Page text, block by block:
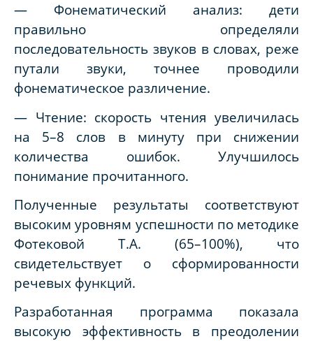
— Фонематический анализ: дети
правильно определяли
последовательность звуков в словах, реже
путали звуки, точнее проводили
фонематическое различение.
— Чтение: скорость чтения увеличилась
на 5–8 слов в минуту при снижении
количества ошибок. Улучшилось
понимание прочитанного.
Полученные результаты соответствуют
высоким уровням успешности по методике
Фотековой Т.А. (65–100%), что
свидетельствует о сформированности
речевых функций.
Разработанная программа показала
высокую эффективность в преодолении